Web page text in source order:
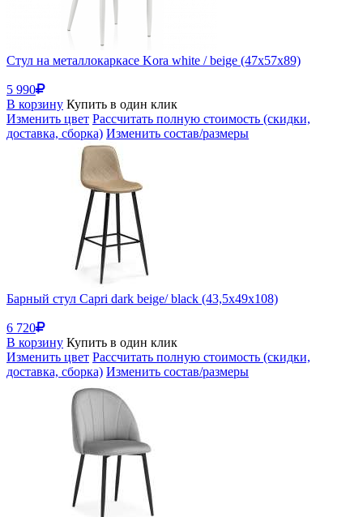
Стул на металлокаркасе Kora white / beige (47x57x89)
5 990
В корзину Купить в один клик
Изменить цвет Рассчитать полную стоимость (скидки,
доставка, сборка) Изменить состав/размеры
Барный стул Capri dark beige/ black (43,5x49x108)
6 720
В корзину Купить в один клик
Изменить цвет Рассчитать полную стоимость (скидки,
доставка, сборка) Изменить состав/размеры